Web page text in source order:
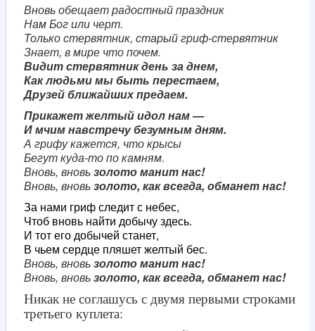
Вновь обещает радостный праздник
Нам Бог или черт.
Только стервятник, старый гриф-стервятник
Знает, в мире что почем.
Видит стервятник день за днем,
Как людьми мы быть перестаем,
Друзей ближайших предаем.
Прикажет желтый идол нам —
И мчим навстречу безумным дням.
А грифу кажется, что крысы
Бегут куда-то по камням.
Вновь, вновьзолото манит нас!
Вновь, вновьзолото, как всегда, обманет нас!
За нами гриф следит с небес,
Чтоб вновь найти добычу здесь.
И тот его добычей станет,
В чьем сердце пляшет желтый бес.
Вновь, вновьзолото манит нас!
Вновь, вновьзолото, как всегда, обманет нас!
Никак не соглашусь с двумя первыми строками
третьего куплета: